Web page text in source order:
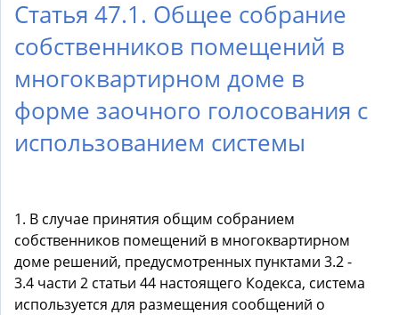
Статья 47.1. Общее собрание
собственников помещений в
многоквартирном доме в
форме заочного голосования с
использованием системы
1. В случае принятия общим собранием
собственников помещений в многоквартирном
доме решений, предусмотренных пунктами 3.2 -
3.4 части 2 статьи 44 настоящего Кодекса, система
используется для размещения сообщений о